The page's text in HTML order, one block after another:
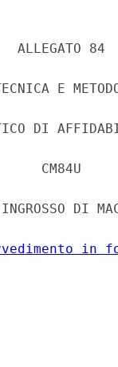
ALLEGATO 84
E
DI
CM84U
DI
in